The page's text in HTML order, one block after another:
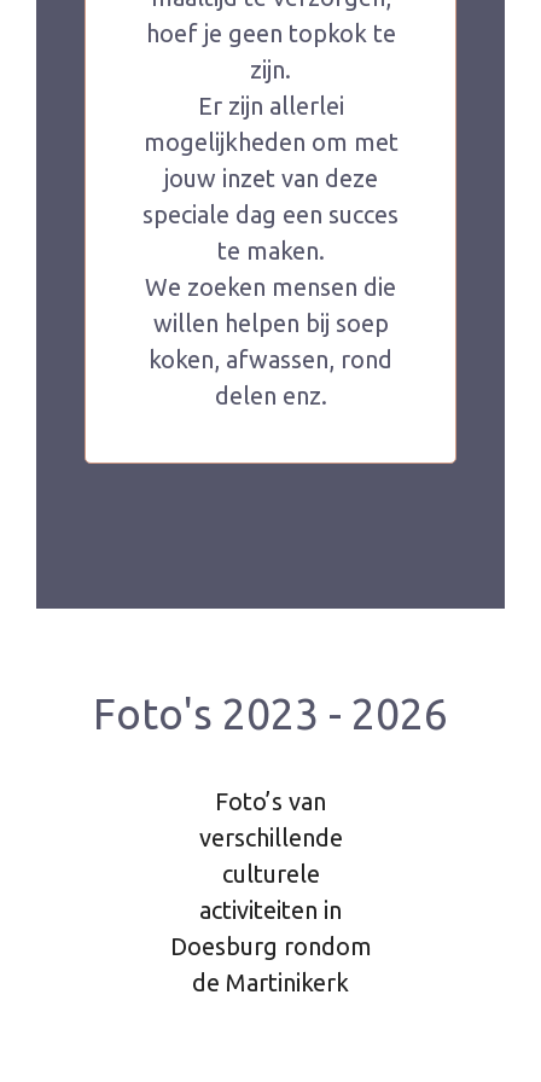
hoef je geen topkok te
zijn.
Er zijn allerlei
mogelijkheden om met
jouw inzet van deze
speciale dag een succes
te maken.
We zoeken mensen die
willen helpen bij soep
koken, afwassen, rond
delen enz.
Foto's 2023 - 2026
Foto’s van
verschillende
culturele
activiteiten in
Doesburg rondom
de Martinikerk